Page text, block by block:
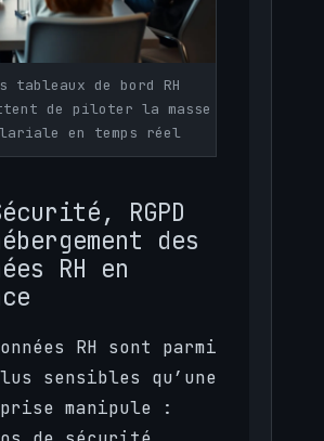
tableaux de bord RH
de piloter la masse
en temps réel
RGPD
des
RH en
RH sont parmi
sensibles qu’une
manipule :